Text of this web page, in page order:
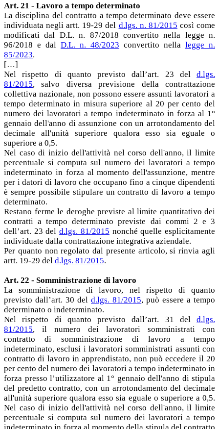
Art. 21 - Lavoro a tempo determinato
La disciplina del contratto a tempo determinato deve essere
individuata negli artt. 19-29 del d.lgs. n. 81/2015 così come
modificati dal D.L. n. 87/2018 convertito nella legge n.
96/2018 e dal D.L. n. 48/2023 convertito nella legge n.
85/2023.
[…]
Nel rispetto di quanto previsto dall’art. 23 del d.lgs.
81/2015, salvo diversa previsione della contrattazione
collettiva nazionale, non possono essere assunti lavoratori a
tempo determinato in misura superiore al 20 per cento del
numero dei lavoratori a tempo indeterminato in forza al 1°
gennaio dell'anno di assunzione con un arrotondamento del
decimale all'unità superiore qualora esso sia eguale o
superiore a 0,5.
Nel caso di inizio dell'attività nel corso dell'anno, il limite
percentuale si computa sul numero dei lavoratori a tempo
indeterminato in forza al momento dell'assunzione, mentre
per i datori di lavoro che occupano fino a cinque dipendenti
è sempre possibile stipulare un contratto di lavoro a tempo
determinato.
Restano ferme le deroghe previste al limite quantitativo dei
contratti a tempo determinato previste dai commi 2 e 3
dell’art. 23 deld.lgs. 81/2015 nonché quelle esplicitamente
individuate dalla contrattazione integrativa aziendale.
Per quanto non regolato dal presente articolo, si rinvia agli
artt. 19-29 del d.lgs. 81/2015.
Art. 22 - Somministrazione di lavoro
La somministrazione di lavoro, nel rispetto di quanto
previsto dall’art. 30 del d.lgs. 81/2015, può essere a tempo
determinato o indeterminato.
Nel rispetto di quanto previsto dall’art. 31 del d.lgs.
81/2015, il numero dei lavoratori somministrati con
contratto di somministrazione di lavoro a tempo
indeterminato, esclusi i lavoratori somministrati assunti con
contratto di lavoro in apprendistato, non può eccedere il 20
per cento del numero dei lavoratori a tempo indeterminato in
forza presso l’utilizzatore al 1° gennaio dell'anno di stipula
del predetto contratto, con un arrotondamento del decimale
all'unità superiore qualora esso sia eguale o superiore a 0,5.
Nel caso di inizio dell'attività nel corso dell'anno, il limite
percentuale si computa sul numero dei lavoratori a tempo
indeterminato in forza al momento della stipula del contratto